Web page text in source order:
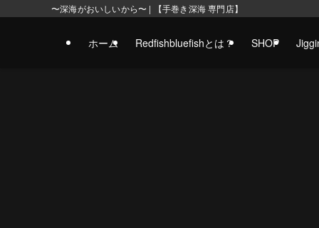
〜深海がおいしいから〜 | 【手巻き深海 専門店】
ホーム Redfishbluefishとは？ SHOP